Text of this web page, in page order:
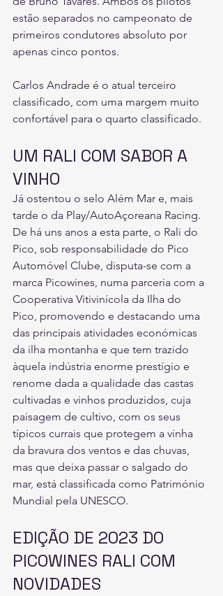
estão separados no campeonato de
primeiros condutores absoluto por
apenas cinco pontos.
Carlos Andrade é o atual terceiro
classificado, com uma margem muito
confortável para o quarto classificado.
UM RALI COM SABOR A
VINHO
Já ostentou o selo Além Mar e, mais
tarde o da Play/AutoAçoreana Racing.
De há uns anos a esta parte, o Rali do
Pico, sob responsabilidade do Pico
Automóvel Clube, disputa-se com a
marca Picowines, numa parceria com a
Cooperativa Vitivinícola da Ilha do
Pico, promovendo e destacando uma
das principais atividades económicas
da ilha montanha e que tem trazido
àquela indústria enorme prestígio e
renome dada a qualidade das castas
cultivadas e vinhos produzidos, cuja
paisagem de cultivo, com os seus
típicos currais que protegem a vinha
da bravura dos ventos e das chuvas,
mas que deixa passar o salgado do
mar, está classificada como Património
Mundial pela UNESCO.
EDIÇÃO DE 2023 DO
PICOWINES RALI COM
NOVIDADES